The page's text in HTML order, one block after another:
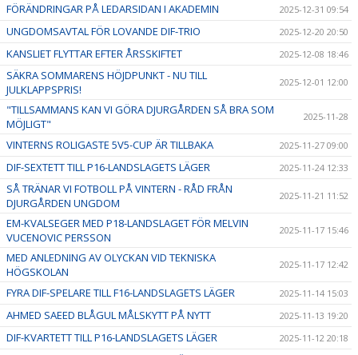
FÖRÄNDRINGAR PÅ LEDARSIDAN I AKADEMIN 2025-12-31 09:54
UNGDOMSAVTAL FÖR LOVANDE DIF-TRIO 2025-12-20 20:50
KANSLIET FLYTTAR EFTER ÅRSSKIFTET 2025-12-08 18:46
SÄKRA SOMMARENS HÖJDPUNKT - NU TILL
JULKLAPPSPRIS!
2025-12-01 12:00
"TILLSAMMANS KAN VI GÖRA DJURGÅRDEN SÅ BRA SOM
MÖJLIGT"
2025-11-28
VINTERNS ROLIGASTE 5V5-CUP ÄR TILLBAKA 2025-11-27 09:00
DIF-SEXTETT TILL P16-LANDSLAGETS LÄGER 2025-11-24 12:33
SÅ TRÄNAR VI FOTBOLL PÅ VINTERN - RÅD FRÅN
DJURGÅRDEN UNGDOM
2025-11-21 11:52
EM-KVALSEGER MED P18-LANDSLAGET FÖR MELVIN
VUCENOVIC PERSSON
2025-11-17 15:46
MED ANLEDNING AV OLYCKAN VID TEKNISKA
HÖGSKOLAN
2025-11-17 12:42
FYRA DIF-SPELARE TILL F16-LANDSLAGETS LÄGER 2025-11-14 15:03
AHMED SAEED BLÅGUL MÅLSKYTT PÅ NYTT 2025-11-13 19:20
DIF-KVARTETT TILL P16-LANDSLAGETS LÄGER 2025-11-12 20:18